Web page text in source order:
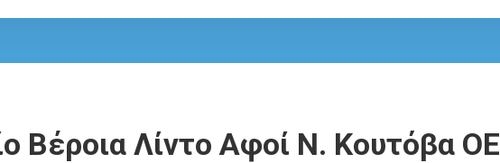
Βέροια Λίντο Αφοί Ν. Κουτόβα ΟΕ